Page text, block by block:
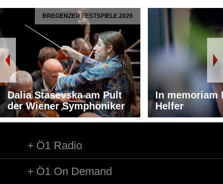
BREGENZER FESTSPIELE 2026
Dalia Stasevska am Pult
der Wiener Symphoniker
In memoriam
Helfer
Ö1 Radio
Ö1 On Demand